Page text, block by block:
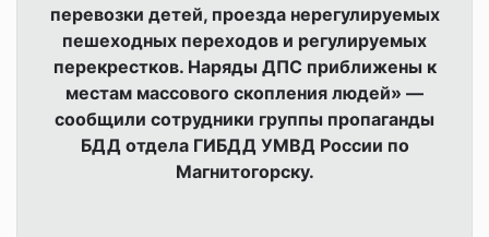
перевозки детей, проезда нерегулируемых
пешеходных переходов и регулируемых
перекрестков. Наряды ДПС приближены к
местам массового скопления людей» —
сообщили сотрудники группы пропаганды
БДД отдела ГИБДД УМВД России по
Магнитогорску.